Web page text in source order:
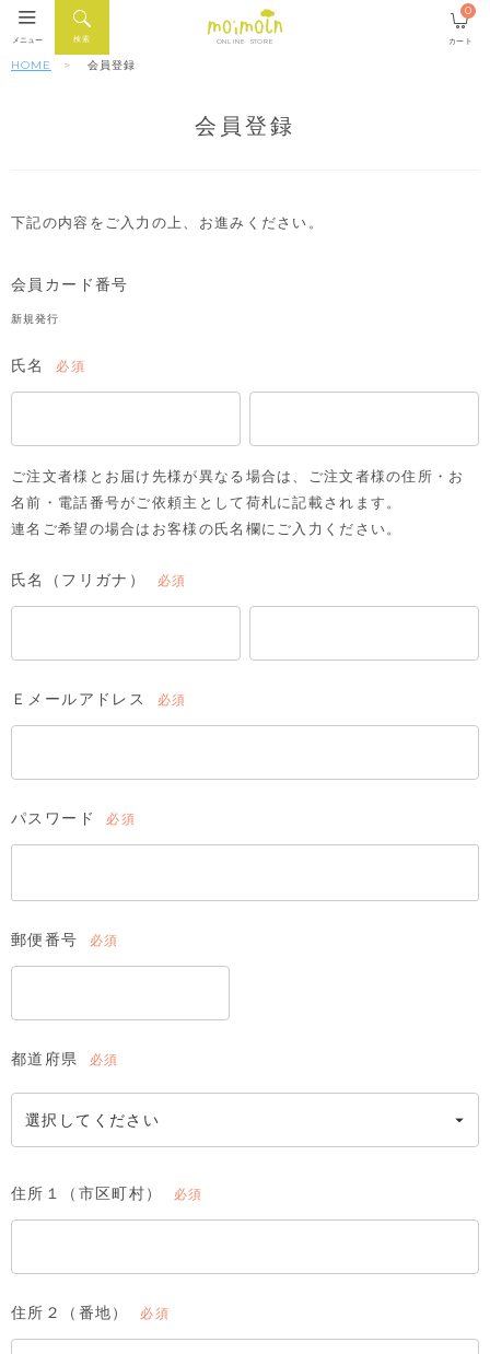
ONLINE STORE
検索
メニュー カート
0
HOME 会員登録
会員登録
下記の内容をご入力の上、お進みください。
会員カード番号
新規発行
氏名
須)
ご注文者様とお届け先様が異なる場合は、ご注文者様の住所・お
名前・電話番号がご依頼主として荷札に記載されます。
連名ご希望の場合はお客様の氏名欄にご入力ください。
氏名（フリガナ）
須)
Ｅメールアドレス
須)
パスワード
須)
郵便番号
須)
都道府県
須)
住所１（市区町村）
須)
住所２（番地）
須)